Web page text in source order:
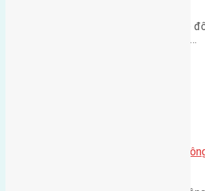
Lô đất tái định cư Mai Hiên 56m²
500m Diện tích: 56m² (3,5x16m).…
Lô đất Lê Xá 103,6m2 gần cầu